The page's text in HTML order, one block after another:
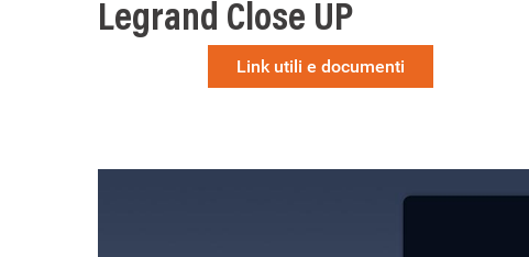
Legrand Close UP
Link utili e documenti